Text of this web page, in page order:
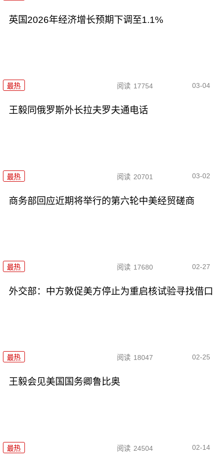
英国2026年经济增长预期下调至1.1%
最热 阅读 17754 03-04
王毅同俄罗斯外长拉夫罗夫通电话
最热 阅读 20701 03-02
商务部回应近期将举行的第六轮中美经贸磋商
最热 阅读 17680 02-27
外交部：中方敦促美方停止为重启核试验寻找借口
最热 阅读 18047 02-25
王毅会见美国国务卿鲁比奥
最热 阅读 24504 02-14